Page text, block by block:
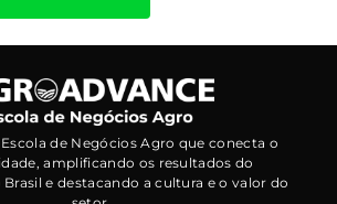
de Negócios Agro que conecta o
amplificando os resultados do
e destacando a cultura e o valor do